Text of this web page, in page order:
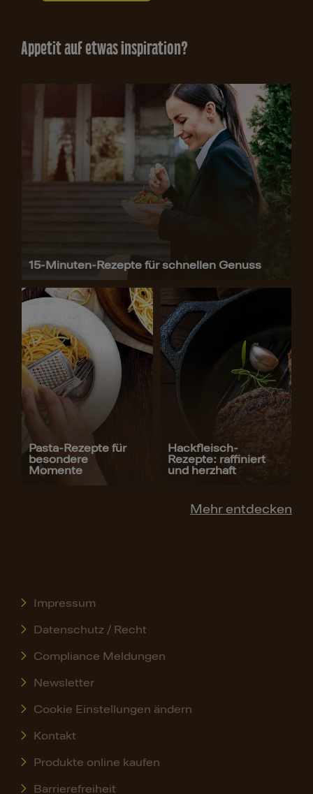
Appetit auf etwas Inspiration?
15-Minuten-Rezepte für schnellen Genuss
Pasta-Rezepte für
besondere
Momente
Hackfleisch-
Rezepte: raffiniert
und herzhaft
Mehr entdecken
Impressum
Datenschutz / Recht
Compliance Meldungen
Newsletter
Cookie Einstellungen ändern
Kontakt
Produkte online kaufen
Barrierefreiheit